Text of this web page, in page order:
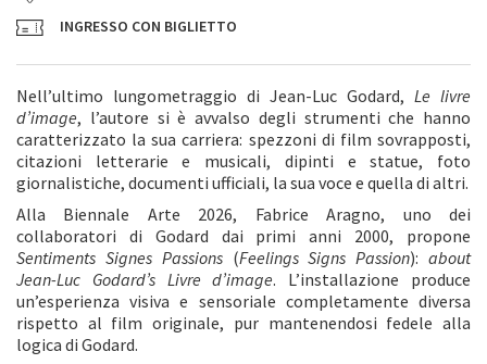
INGRESSO CON BIGLIETTO
Nell’ultimo lungometraggio di Jean-Luc Godard, Le livre
d’image, l’autore si è avvalso degli strumenti che hanno
caratterizzato la sua carriera: spezzoni di film sovrapposti,
citazioni letterarie e musicali, dipinti e statue, foto
giornalistiche, documenti ufficiali, la sua voce e quella di altri.
Alla Biennale Arte 2026, Fabrice Aragno, uno dei
collaboratori di Godard dai primi anni 2000, propone
Sentiments Signes Passions(Feelings Signs Passion):about
Jean-Luc Godard’s Livre d’image. L’installazione produce
un’esperienza visiva e sensoriale completamente diversa
rispetto al film originale, pur mantenendosi fedele alla
logica di Godard.